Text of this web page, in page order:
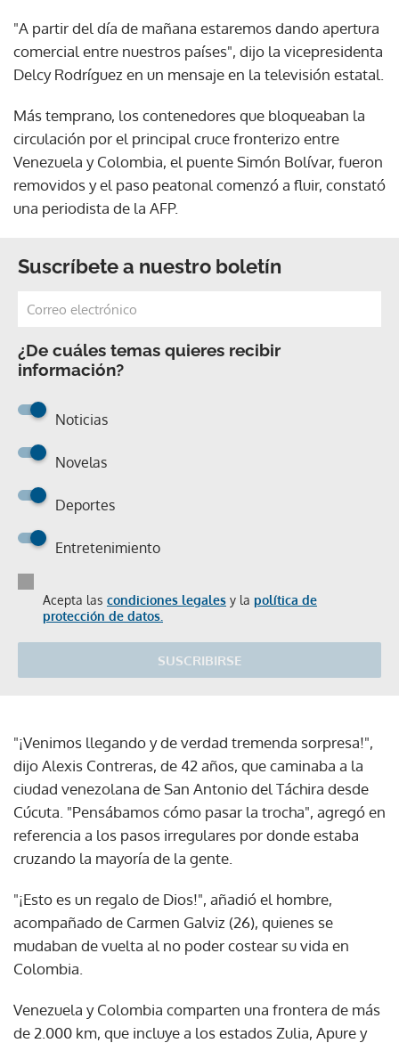
"A partir del día de mañana estaremos dando apertura
comercial entre nuestros países", dijo la vicepresidenta
Delcy Rodríguez en un mensaje en la televisión estatal.
Más temprano, los contenedores que bloqueaban la
circulación por el principal cruce fronterizo entre
Venezuela y Colombia, el puente Simón Bolívar, fueron
removidos y el paso peatonal comenzó a fluir, constató
una periodista de la AFP.
Suscríbete a nuestro boletín
¿De cuáles temas quieres recibir
información?
Noticias
Novelas
Deportes
Entretenimiento
Acepta las condiciones legales y la política de
protección de datos.
SUSCRIBIRSE
"¡Venimos llegando y de verdad tremenda sorpresa!",
dijo Alexis Contreras, de 42 años, que caminaba a la
ciudad venezolana de San Antonio del Táchira desde
Cúcuta. "Pensábamos cómo pasar la trocha", agregó en
referencia a los pasos irregulares por donde estaba
cruzando la mayoría de la gente.
"¡Esto es un regalo de Dios!", añadió el hombre,
acompañado de Carmen Galviz (26), quienes se
mudaban de vuelta al no poder costear su vida en
Colombia.
Venezuela y Colombia comparten una frontera de más
de 2.000 km, que incluye a los estados Zulia, Apure y